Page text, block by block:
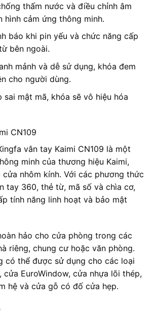
thấm nước và điều chỉnh âm
hình cảm ứng thông minh.
báo khi pin yếu và chức năng cấp
bên ngoài.
mảnh và dễ sử dụng, khóa đem
cho người dùng.
sai mật mã, khóa sẽ vô hiệu hóa
CN109
vân tay Kaimi CN109 là một
minh của thương hiệu Kaimi,
cửa nhôm kính. Với các phương thức
tay 360, thẻ từ, mã số và chìa cơ,
tính năng linh hoạt và bảo mật
hảo cho cửa phòng trong các
riêng, chung cư hoặc văn phòng.
có thể được sử dụng cho các loại
cửa EuroWindow, cửa nhựa lõi thép,
hệ và cửa gỗ có đố cửa hẹp.